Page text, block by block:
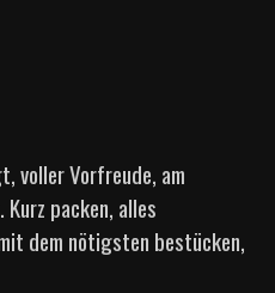
voller Vorfreude, am
packen, alles
dem nötigsten bestücken,